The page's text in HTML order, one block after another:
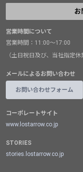
お
営業時間について
営業時間：11:00～17:00
（土日祝日及び、当社指定休
メールによるお問い合わせ
お問い合わせフォーム
コーポレートサイト
www.lostarrow.co.jp
STORIES
stories.lostarrow.co.jp